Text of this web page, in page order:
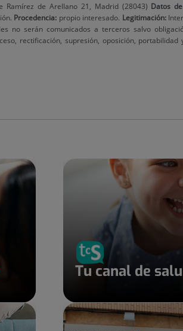
Ramírez de Arellano 21, Madrid (28043) Datos
Procedencia: propio interesado. Legitimación:
no serán comunicados a terceros salvo
rectificación, supresión, oposición,
Tu canal de